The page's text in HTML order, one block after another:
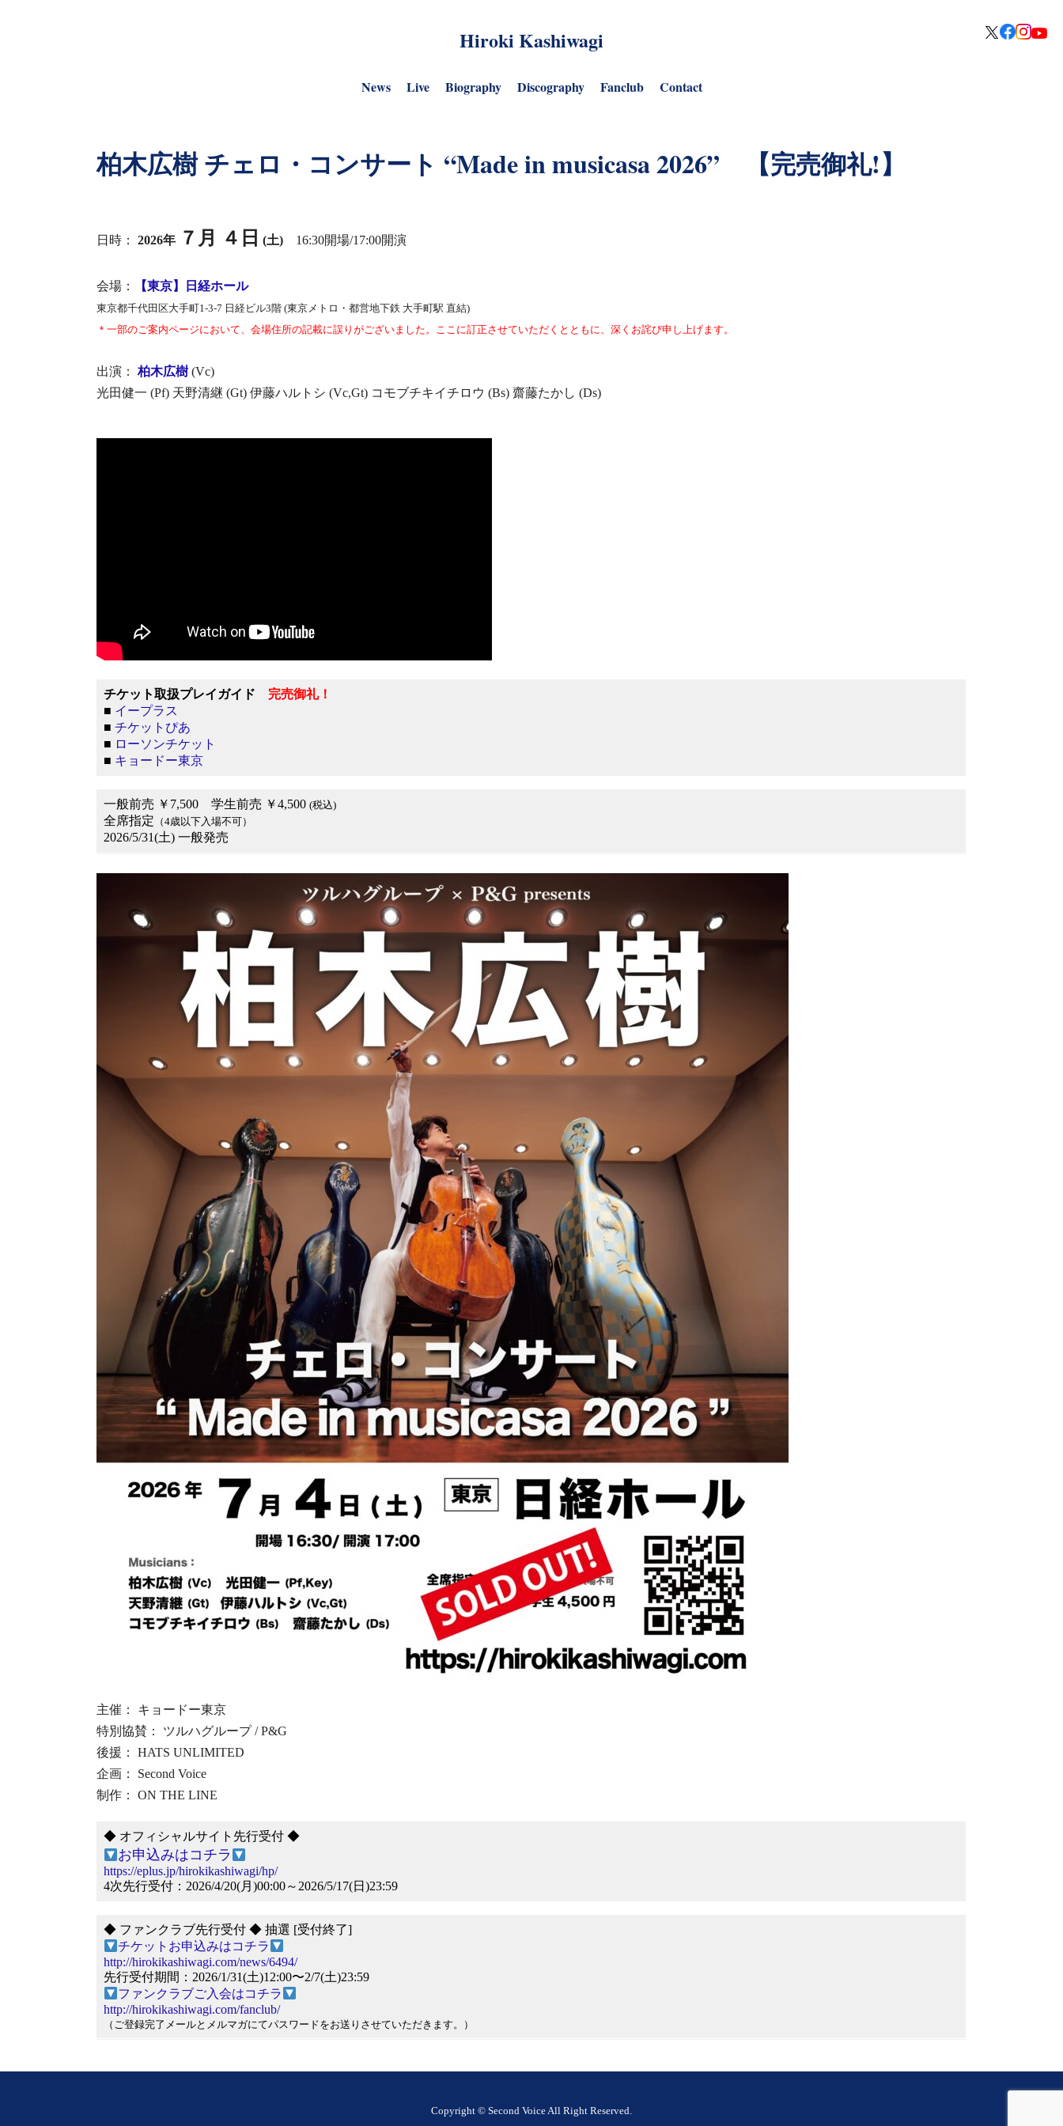
Hiroki Kashiwagi
News Live Biography Discography Fanclub Contact
柏木広樹 チェロ・コンサート “Made in musicasa 2026” 【完売御礼!】
日時： 2026年 ７月 ４日 (土) 16:30開場/17:00開演
会場： 【東京】日経ホール
東京都千代田区大手町1-3-7 日経ビル3階 (東京メトロ・都営地下鉄 大手町駅 直結)
＊一部のご案内ページにおいて、会場住所の記載に誤りがございました。ここに訂正させていただくとともに、深くお詫び申し上げます。
出演：柏木広樹 (Vc)
光田健一 (Pf) 天野清継 (Gt) 伊藤ハルトシ (Vc,Gt) コモブチキイチロウ (Bs) 齋藤たかし (Ds)
チケット取扱プレイガイド
完売御礼！
■ イープラス
■ チケットぴあ
■ ローソンチケット
■ キョードー東京
一般前売 ￥7,500 学生前売 ￥4,500 (税込)
全席指定 （4歳以下入場不可）
2026/5/31(土) 一般発売
主催： キョードー東京
特別協賛： ツルハグループ / P&G
後援： HATS UNLIMITED
企画： Second Voice
制作： ON THE LINE
◆ オフィシャルサイト先行受付 ◆
お申込みはコチラ
https://eplus.jp/hirokikashiwagi/hp/
4次先行受付：2026/4/20(月)00:00～2026/5/17(日)23:59
◆ ファンクラブ先行受付 ◆ 抽選 [受付終了]
チケットお申込みはコチラ
http://hirokikashiwagi.com/news/6494/
先行受付期間：2026/1/31(土)12:00〜2/7(土)23:59
ファンクラブご入会はコチラ
http://hirokikashiwagi.com/fanclub/
（ご登録完了メールとメルマガにてパスワードをお送りさせていただきます。）
Copyright © Second Voice All Right Reserved.